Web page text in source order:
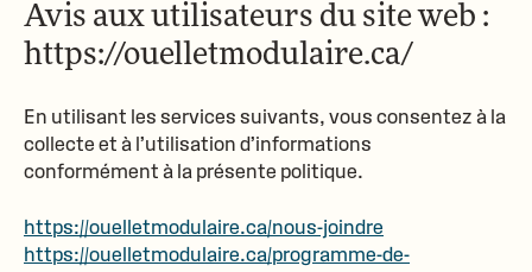
Avis aux utilisateurs du site web :
https://ouelletmodulaire.ca/
En utilisant les services suivants, vous consentez à la
collecte et à l’utilisation d’informations
conformément à la présente politique.
https://ouelletmodulaire.ca/nous-joindre
https://ouelletmodulaire.ca/programme-de-